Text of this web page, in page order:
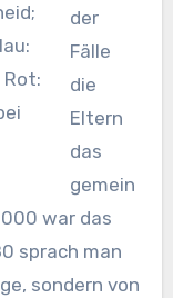
der
Fälle
die
Eltern
das
gemein
war das
sprach man
sondern von